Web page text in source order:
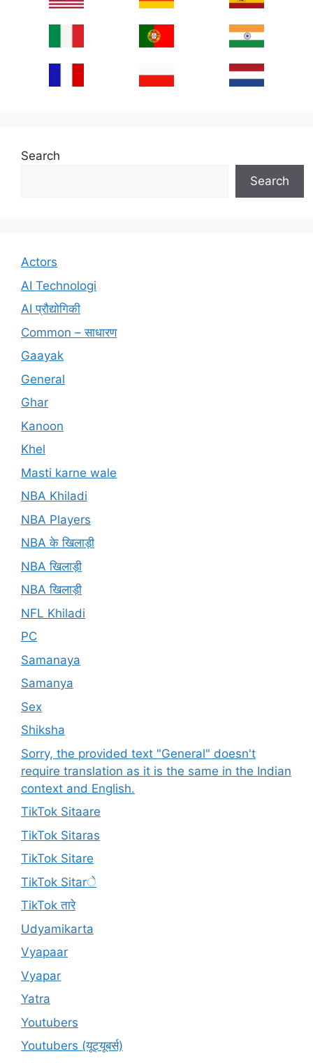
Search
Search
Actors
AI Technologi
AI प्रौद्योगिकी
Common – साधारण
Gaayak
General
Ghar
Kanoon
Khel
Masti karne wale
NBA Khiladi
NBA Players
NBA के खिलाड़ी
NBA खिलाड़ी
NBA खिलाड़ी
NFL Khiladi
PC
Samanaya
Samanya
Sex
Shiksha
Sorry, the provided text "General" doesn't
require translation as it is the same in the Indian
context and English.
TikTok Sitaare
TikTok Sitaras
TikTok Sitare
TikTok Sitarे
TikTok तारे
Udyamikarta
Vyapaar
Vyapar
Yatra
Youtubers
Youtubers (यूट्यूबर्स)